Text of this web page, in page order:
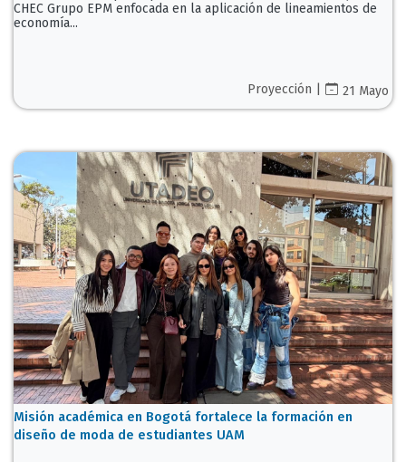
CHEC Grupo EPM enfocada en la aplicación de lineamientos de
economía...
Proyección | 21 Mayo
Misión académica en Bogotá fortalece la formación en
diseño de moda de estudiantes UAM